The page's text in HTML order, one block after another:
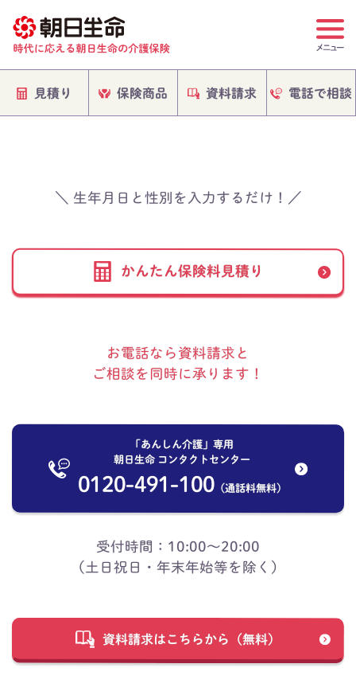
見積り 保険商品 資料請求 電話で相談
＼ 生年月日と性別を入力するだけ！／
かんたん保険料見積り
お電話なら資料請求と
ご相談を同時に承ります！
「あんしん介護」専用
朝日生命 コンタクトセンター
0120-491-100（通話料無料）
受付時間：10:00～20:00
（土日祝日・年末年始等を除く）
資料請求はこちらから（無料）